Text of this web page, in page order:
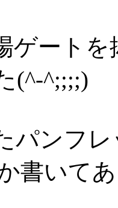
ゲート
(^-^;;;;)
パンフ
書いて